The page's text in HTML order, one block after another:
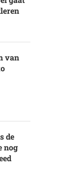
van
de
nog